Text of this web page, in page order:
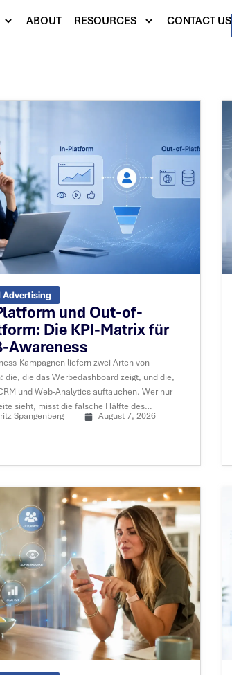
ABOUT RESOURCES CONTACT US
Advertising
und Out-of-
Die KPI-Matrix für
Awareness
Kampagnen liefern zwei Arten von
die, die das Werbedashboard zeigt, und die,
und Web-Analytics auftauchen. Wer nur
sieht, misst die falsche Hälfte des
Spangenberg August 7, 2026